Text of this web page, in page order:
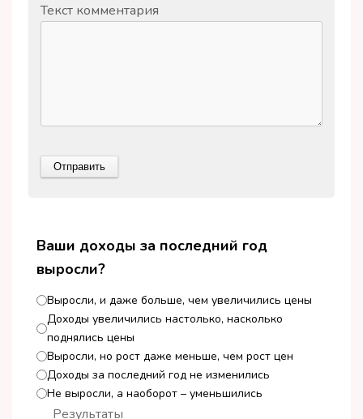
Текст комментария
Ваши доходы за последний год
выросли?
Выросли, и даже больше, чем увеличились цены
Доходы увеличились настолько, насколько
поднялись цены
Выросли, но рост даже меньше, чем рост цен
Доходы за последний год не изменились
Не выросли, а наоборот – уменьшились
Результаты